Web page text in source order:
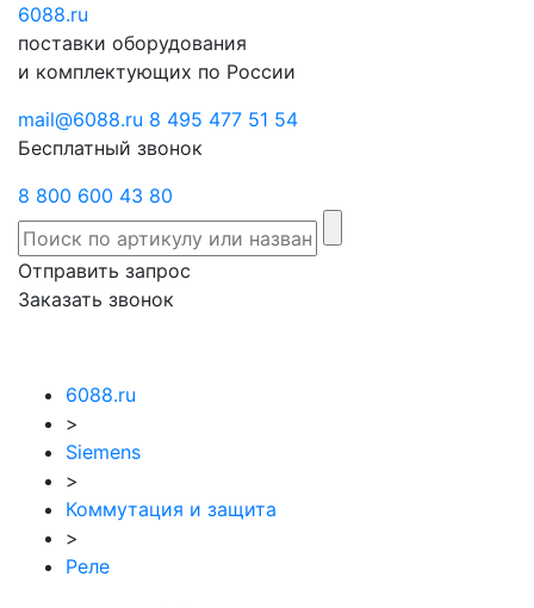
6088.ru
поставки оборудования
и комплектующих по России
mail@6088.ru 8 495 477 51 54
Бесплатный звонок
8 800 600 43 80
Отправить запрос
Заказать звонок
6088.ru
>
Siemens
>
Коммутация и защита
>
Реле
Отправить
запрос
звонок